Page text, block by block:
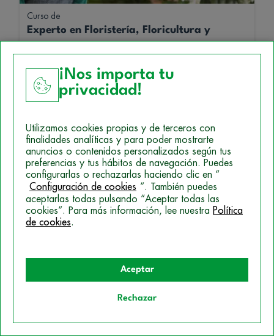
Curso de
Experto en Floristería, Floricultura y
¡Nos importa tu
privacidad!
Utilizamos cookies propias y de terceros con
finalidades analíticas y para poder mostrarte
anuncios o contenidos personalizados según tus
preferencias y tus hábitos de navegación. Puedes
configurarlas o rechazarlas haciendo clic en “
Configuración de cookies ”. También puedes
aceptarlas todas pulsando “Aceptar todas las
cookies”. Para más información, lee nuestra Política
de cookies.
Aceptar
Rechazar